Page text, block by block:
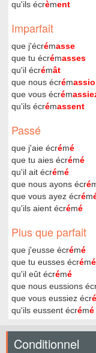
qu'ils écrèment
Imparfait
que j'écrémasse
que tu écrémasses
qu'il écrémât
que nous écrém
que vous écrém
qu'ils écrémassent
Passé
que j'aie écrémé
que tu aies écrémé
qu'il ait écrémé
que nous ayons écré
que vous ayez écrém
qu'ils aient écrémé
Plus que parfait
que j'eusse écrémé
que tu eusses écrémé
qu'il eût écrémé
que nous eussions
que vous eussiez écré
qu'ils eussent écrémé
Conditionnel